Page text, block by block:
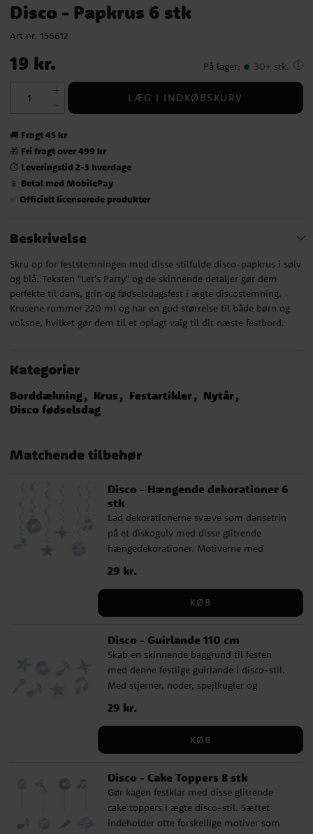
Disco - Papkrus 6 stk
Art.nr. 156612
Pris: 19 kr.
19 kr. På lager: 30+ stk.
LÆG I INDKØBSKURV
🚚 Fragt 45 kr
🎁 Fri fragt over 499 kr
⏱️ Leveringstid 2-3 hverdage
📱 Betal med MobilePay
✅ Officielt licenserede produkter
Beskrivelse
Skru op for feststemningen med disse stilfulde disco-papkrus i sølv
og blå. Teksten "Let's Party" og de skinnende detaljer gør dem
perfekte til dans, grin og fødselsdagsfest i ægte discostemning.
Krusene rummer 220 ml og har en god størrelse til både børn og
voksne, hvilket gør dem til et oplagt valg til dit næste festbord.
Kategorier
Borddækning Krus Festartikler
Nytår
Disco fødselsdag
Matchende tilbehør
Disco - Hængende dekorationer 6
stk
Lad dekorationerne svæve som dansetrin
på et diskogulv med disse glitrende
hængedekorationer. Motiverne med
stjerner, noder, plader og spejlkugler i
skinnende folie giver festen et elegant og
og dekorationerne måler mellem 15 og 18
døråbningen med ekstra glans.
Pris:29 kr.
29 kr.
KØB
Disco - Guirlande 110 cm
Skab en skinnende baggrund til festen
med denne festlige guirlande i disco-stil.
Med stjerner, noder, spejlkugler og
mikrofoner i holografisk glans er den
dekorationerne måler cirka 12-14 cm, lige
Pris:29 kr.
29 kr.
KØB
Disco - Cake Toppers 8 stk
Gør kagen festklar med disse glitrende
cake toppers i ægte disco-stil. Sættet
indeholder otte forskellige motiver som